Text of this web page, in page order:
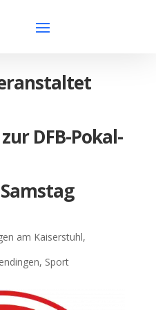
DFB-Pokal-
am Kaiserstuhl,
, Sport